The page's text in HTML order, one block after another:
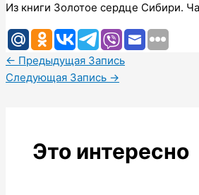
Из книги Золотое сердце Сибири.
← Предыдущая Запись
Следующая Запись →
Это интересно